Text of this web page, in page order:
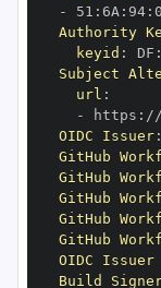
-
51 : 6A : 94:
Authority
keyid : DF :
Subject
url :
-
https :
OIDC Issuer:
GitHub
GitHub
GitHub
GitHub
GitHub
OIDC
Build